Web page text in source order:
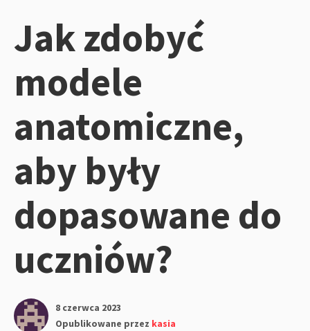
Jak zdobyć
modele
anatomiczne,
aby były
dopasowane do
uczniów?
8 czerwca 2023
Opublikowane przez kasia